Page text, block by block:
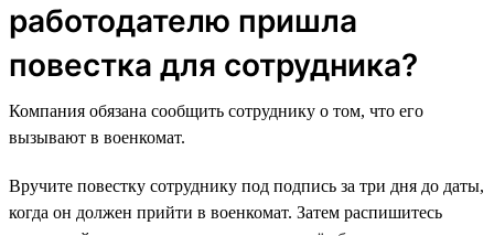
работодателю пришла
повестка для сотрудника?
Компания обязана сообщить сотруднику о том, что его
вызывают в военкомат.
Вручите повестку сотруднику под подпись за три дня до даты,
когда он должен прийти в военкомат. Затем распишитесь